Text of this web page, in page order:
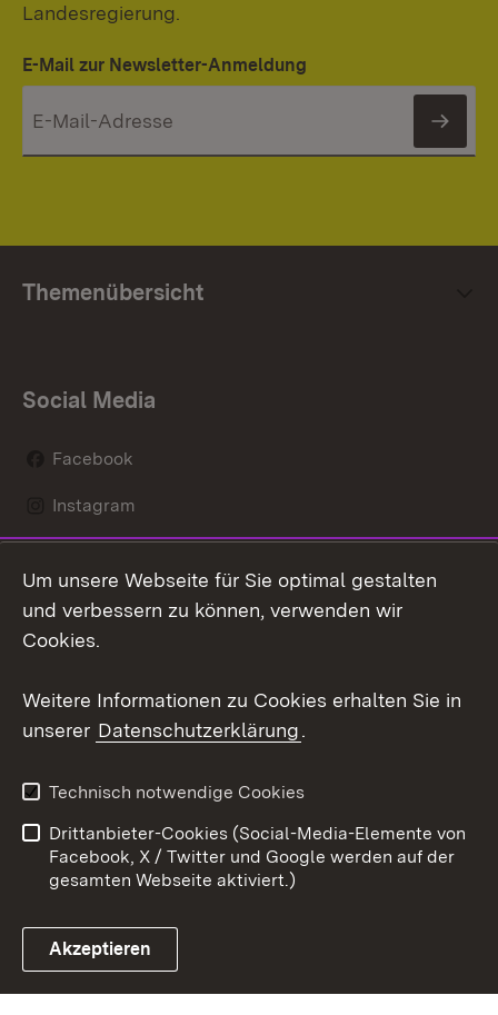
Landesregierung.
E-Mail zur Newsletter-Anmeldung
Themenübersicht
Social Media
Facebook
Instagram
Mastodon
Youtube
Link zum Landesportal
Kontakt
Datenschutz
Barrierefreiheit
Impressum Cookies
Um unsere Webseite für Sie optimal gestalten
und verbessern zu können, verwenden wir
Cookies.
Weitere Informationen zu Cookies erhalten Sie in
unserer Datenschutzerklärung.
Technisch notwendige Cookies
Drittanbieter-Cookies (Social-Media-Elemente von
Facebook, X / Twitter und Google werden auf der
gesamten Webseite aktiviert.)
Akzeptieren